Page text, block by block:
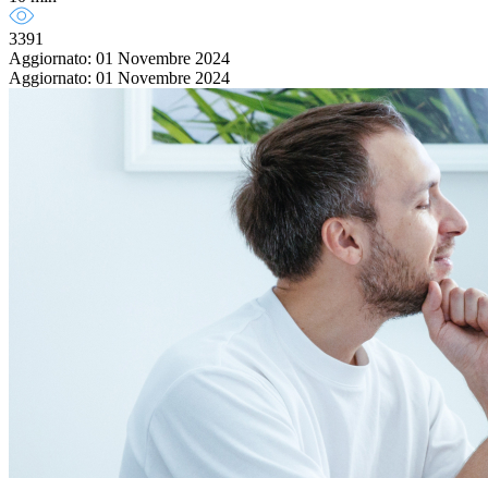
3391
Aggiornato: 01 Novembre 2024
Aggiornato: 01 Novembre 2024